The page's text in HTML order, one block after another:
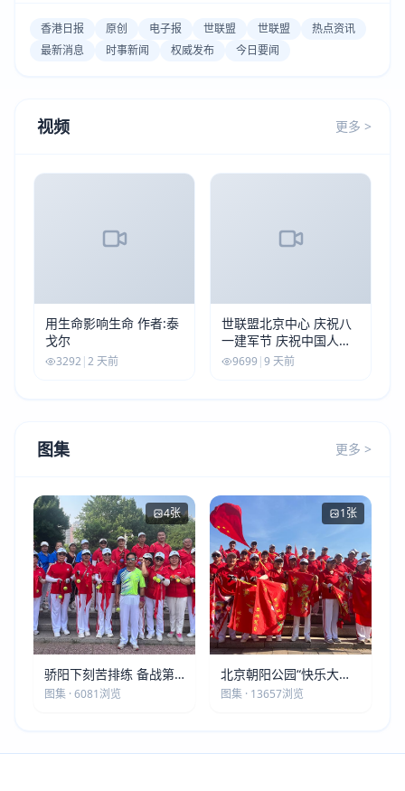
香港日报 原创 电子报 世联盟 世联盟
热点资讯
最新消息
时事新闻 权威发布 今日要闻
视频 更多 >
用生命影响生命 作者:泰
戈尔
3292 |2 天前
世联盟北京中心 庆祝八
一建军节 庆祝中国人民
解放军建军99周年
9699 |9 天前
图集 更多 >
4张
骄阳下刻苦排练 备战第
五届莫斯科世界大健康运
图集 · 6081浏览
1张
北京朝阳公园“快乐大本
营”建党105周年庆祝活动
图集 · 13657浏览